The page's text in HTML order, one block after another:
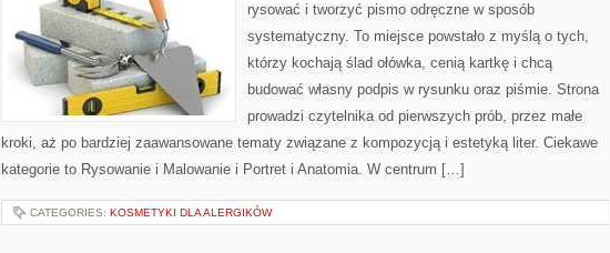
rysować i tworzyć pismo odręczne w sposób
systematyczny. To miejsce powstało z myślą o tych,
którzy kochają ślad ołówka, cenią kartkę i chcą
budować własny podpis w rysunku oraz piśmie. Strona
prowadzi czytelnika od pierwszych prób, przez małe
kroki, aż po bardziej zaawansowane tematy związane z kompozycją i estetyką liter. Ciekawe
kategorie to Rysowanie i Malowanie i Portret i Anatomia. W centrum […]
CATEGORIES: KOSMETYKI DLA ALERGIKÓW